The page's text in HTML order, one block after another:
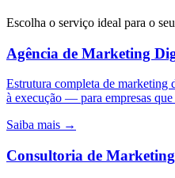
Escolha o serviço ideal para o
Agência de Marketing
Estrutura completa de
à execução — para empresas
Saiba mais →
Consultoria de Marketing